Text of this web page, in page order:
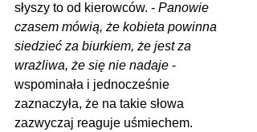
słyszy to od kierowców. - Panowie
czasem mówią, że kobieta powinna
siedzieć za biurkiem, że jest za
wrażliwa, że się nie nadaje -
wspominała i jednocześnie
zaznaczyła, że na takie słowa
zazwyczaj reaguje uśmiechem.